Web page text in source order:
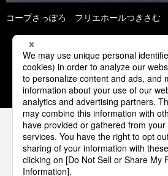
コープさっぽろ フリエホールつきさむ
2 3 4
パナソニックの電気設備